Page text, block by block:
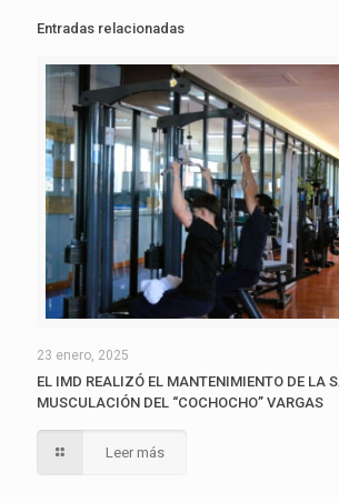
Entradas relacionadas
23 enero, 2025
EL IMD REALIZÓ EL MANTENIMIENTO DE LA
MUSCULACIÓN DEL “COCHOCHO” VARGAS
Leer más